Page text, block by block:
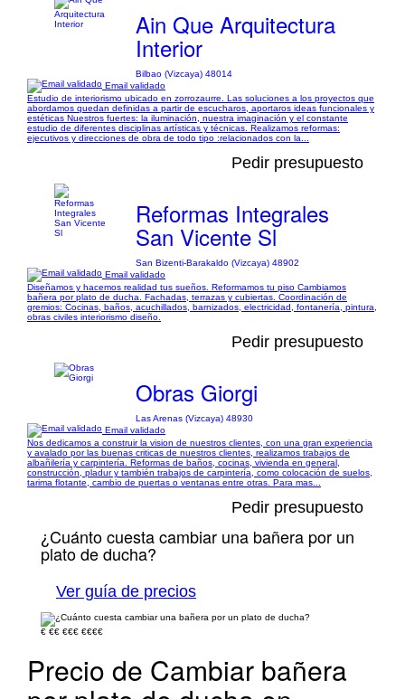
Ain Que Arquitectura
Interior
Bilbao (Vizcaya) 48014
Email validado
Estudio de interiorismo ubicado en zorrozaurre. Las soluciones a los proyectos que
abordamos quedan definidas a partir de escucharos, aportaros ideas funcionales y
estéticas Nuestros fuertes: la iluminación, nuestra imaginación y el constante
estudio de diferentes disciplinas artísticas y técnicas. Realizamos reformas:
ejecutivos y direcciones de obra de todo tipo :relacionados con la...
Pedir presupuesto
Reformas Integrales
San Vicente Sl
San Bizenti-Barakaldo (Vizcaya) 48902
Email validado
Diseñamos y hacemos realidad tus sueños. Reformamos tu piso Cambiamos
bañera por plato de ducha. Fachadas, terrazas y cubiertas. Coordinación de
gremios: Cocinas, baños, acuchillados, barnizados, electricidad, fontanería, pintura,
obras civiles interiorismo diseño.
Pedir presupuesto
Obras Giorgi
Las Arenas (Vizcaya) 48930
Email validado
Nos dedicamos a construir la vision de nuestros clientes, con una gran experiencia
y avalado por las buenas criticas de nuestros clientes, realizamos trabajos de
albañilería y carpintería. Reformas de baños, cocinas, vivienda en general,
construcción, pladur y también trabajos de carpintería, como colocación de suelos,
tarima flotante, cambio de puertas o ventanas entre otras. Para mas...
Pedir presupuesto
¿Cuánto cuesta cambiar una bañera por un
plato de ducha?
Ver guía de precios
€ €€ €€€ €€€€
Precio de Cambiar bañera